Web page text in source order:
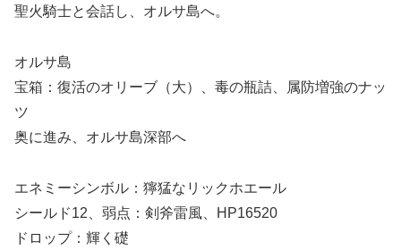
聖火騎士と会話し、オルサ島へ。
オルサ島
宝箱：復活のオリーブ（大）、毒の瓶詰、属防増強のナッ
ツ
奥に進み、オルサ島深部へ
エネミーシンボル：獰猛なリックホエール
シールド12、弱点：剣斧雷風、HP16520
ドロップ：輝く礎